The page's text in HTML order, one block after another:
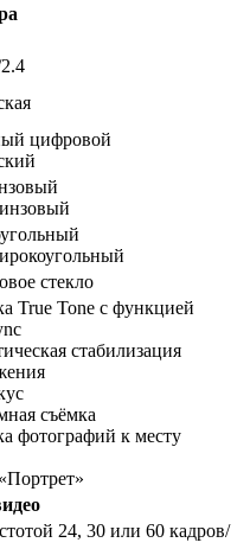
цифровой
стекло
True Tone с функцией
стабилизация
съёмка
фотографий к месту
24, 30 или 60 кадров/